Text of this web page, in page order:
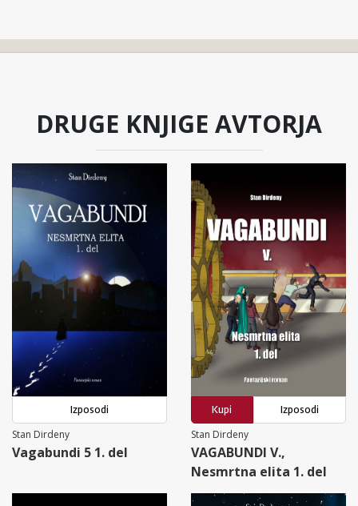
DRUGE KNJIGE AVTORJA
Izposodi
Stan Dirdeny
Vagabundi 5 1. del
Kupi
Izposodi
Stan Dirdeny
VAGABUNDI V.,
Nesmrtna elita 1. del